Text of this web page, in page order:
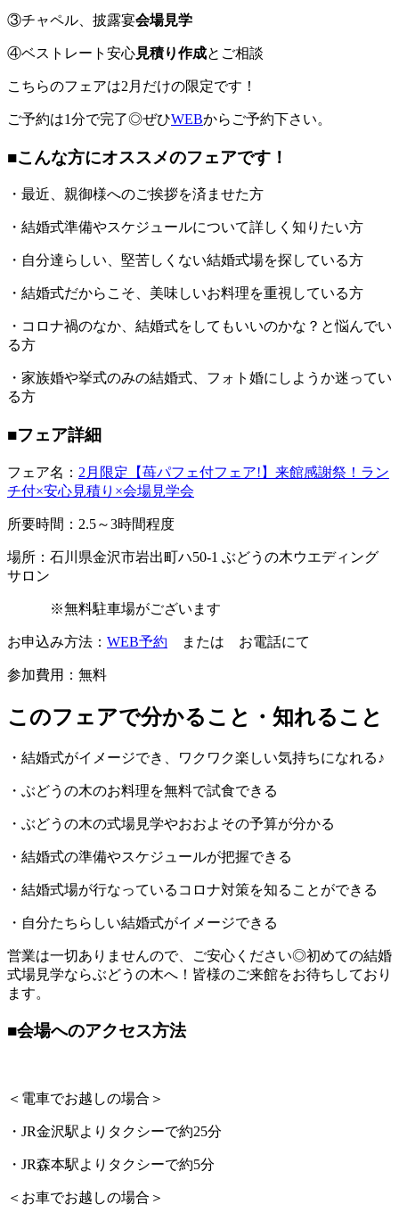
③チャペル、披露宴会場見学
④ベストレート安心見積り作成とご相談
こちらのフェアは2月だけの限定です！
ご予約は1分で完了◎ぜひWEBからご予約下さい。
■こんな方にオススメのフェアです！
・最近、親御様へのご挨拶を済ませた方
・結婚式準備やスケジュールについて詳しく知りたい方
・自分達らしい、堅苦しくない結婚式場を探している方
・結婚式だからこそ、美味しいお料理を重視している方
・コロナ禍のなか、結婚式をしてもいいのかな？と悩んでい
る方
・家族婚や挙式のみの結婚式、フォト婚にしようか迷ってい
る方
■フェア詳細
フェア名： 2月限定【苺パフェ付フェア!】来館感謝祭！ラン
チ付×安心見積り×会場見学会
所要時間：2.5～3時間程度
場所：石川県金沢市岩出町ハ50-1 ぶどうの木ウエディング
サロン
※無料駐車場がございます
お申込み方法： WEB予約 または お電話にて
参加費用：無料
このフェアで分かること・知れること
・結婚式がイメージでき、ワクワク楽しい気持ちになれる♪
・ぶどうの木のお料理を無料で試食できる
・ぶどうの木の式場見学やおおよその予算が分かる
・結婚式の準備やスケジュールが把握できる
・結婚式場が行なっているコロナ対策を知ることができる
・自分たちらしい結婚式がイメージできる
営業は一切ありませんので、ご安心ください◎初めての結婚
式場見学ならぶどうの木へ！皆様のご来館をお待ちしており
ます。
■会場へのアクセス方法
＜電車でお越しの場合＞
・JR金沢駅よりタクシーで約25分
・JR森本駅よりタクシーで約5分
＜お車でお越しの場合＞